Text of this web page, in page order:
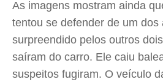
As imagens mostram ainda
tentou se defender de um dos
surpreendido pelos outros
saíram do carro. Ele caiu
suspeitos fugiram. O veículo